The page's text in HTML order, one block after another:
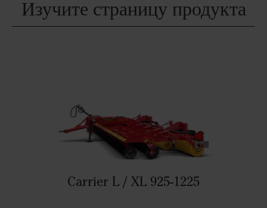
Изучите страницу продукта
Carrier L / XL 925-1225